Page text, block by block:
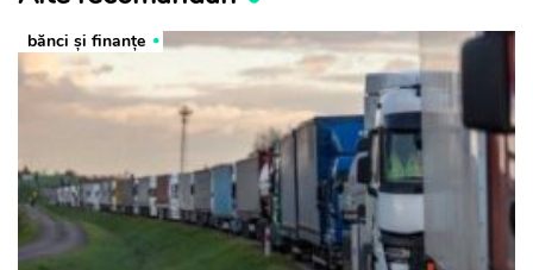
bănci şi finanţe